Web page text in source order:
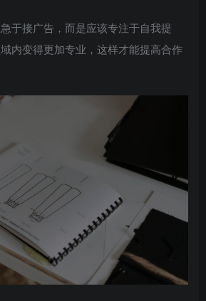
于接广告，而是应该专注于自我提
内变得更加专业，这样才能提高合作